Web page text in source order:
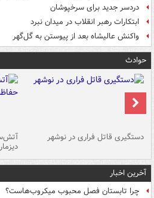
دردسر جدید برای سرخپوشان
ابتکارات رهبر انقلاب در میدان نبرد
واکنش عالیشاه بعد از پیوستن به گل‌گهر
حوادث
دستگیری قاتل فراری در نوشهر
آخرین اخبار
چرا تابستان فصل محبوب میکروب‌هاست؟